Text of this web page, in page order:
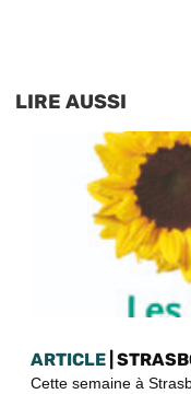
LIRE AUSSI
ARTICLE |
Cette semaine à